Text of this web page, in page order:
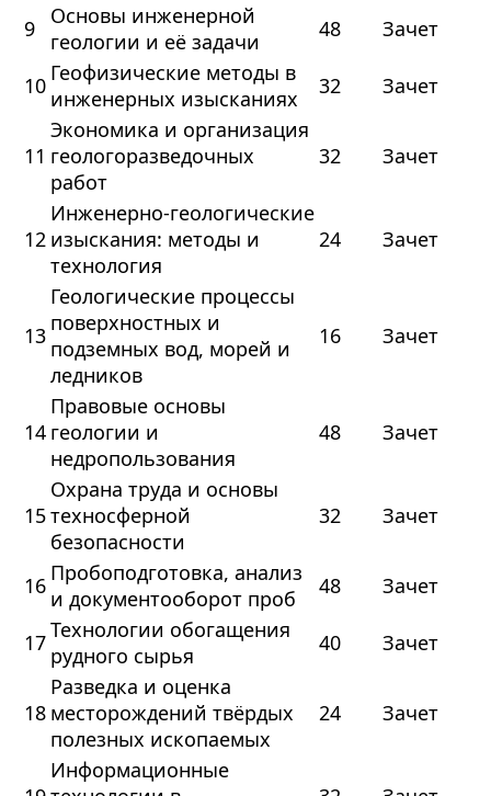
9
Основы инженерной
геологии и её задачи
48 Зачет
10 Геофизические методы в
инженерных изысканиях
32 Зачет
11
Экономика и организация
геологоразведочных
работ
32 Зачет
12
Инженерно‑геологические
изыскания: методы и
технология
24 Зачет
13
Геологические процессы
поверхностных и
подземных вод, морей и
ледников
16 Зачет
14
Правовые основы
геологии и
недропользования
48 Зачет
15
Охрана труда и основы
техносферной
безопасности
32 Зачет
16 Пробоподготовка, анализ
и документооборот проб
48 Зачет
17Технологии обогащения
рудного сырья
40 Зачет
18
Разведка и оценка
месторождений твёрдых
полезных ископаемых
24 Зачет
Информационные